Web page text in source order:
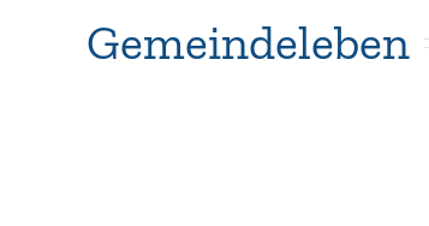
Gemeindeleben